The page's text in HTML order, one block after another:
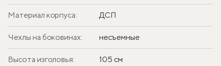
Материал корпуса: ДСП
Чехлы на боковинах: несъемные
Высота изголовья: 105 см